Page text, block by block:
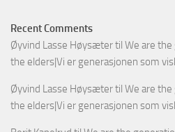
Recent Comments
Øyvind Lasse Høysætertil We are
the elders|Vi er generasjonen som
Øyvind Lasse Høysætertil We are
the elders|Vi er generasjonen som